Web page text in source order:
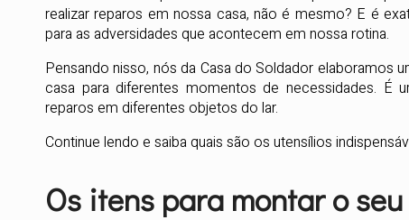
realizar reparos em nossa casa, não é mesmo? E é
para as adversidades que acontecem em nossa rotina.
Pensando nisso, nós da Casa do Soldador elaboramos
casa para diferentes momentos de necessidades. É
reparos em diferentes objetos do lar.
Continue lendo e saiba quais são os utensílios
Os itens para montar o